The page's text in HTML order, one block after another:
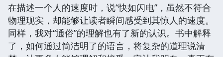
在描述一个人的速度时，说“快如闪电”，虽然不符合
物理现实，却能够让读者瞬间感受到其惊人的速度。
同样，我对“通俗”的理解也有了新的认识。书中解释
了，如何通过简洁明了的语言，将复杂的道理说清